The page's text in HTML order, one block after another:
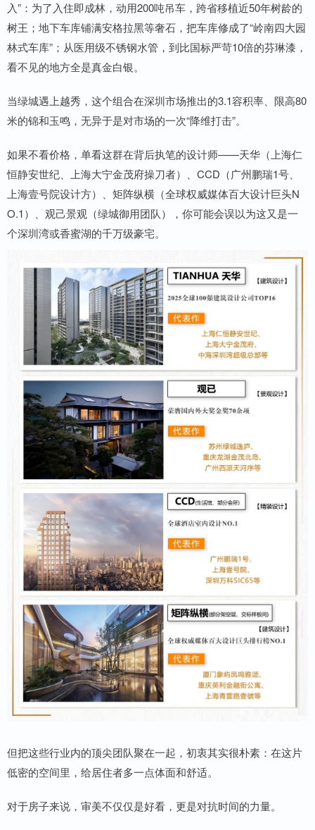
入”：为了入住即成林，动用200吨吊车，跨省移植近50年树龄的
树王；地下车库铺满安格拉黑等奢石，把车库修成了“岭南四大园
林式车库”；从医用级不锈钢水管，到比国标严苛10倍的芬琳漆，
看不见的地方全是真金白银。
当绿城遇上越秀，这个组合在深圳市场推出的3.1容积率、限高80
米的锦和玉鸣，无异于是对市场的一次“降维打击”。
如果不看价格，单看这群在背后执笔的设计师——天华（上海仁
恒静安世纪、上海大宁金茂府操刀者）、CCD（广州鹏瑞1号、
上海壹号院设计方）、矩阵纵横（全球权威媒体百大设计巨头N
O.1）、观己景观（绿城御用团队），你可能会误以为这又是一
个深圳湾或香蜜湖的千万级豪宅。
但把这些行业内的顶尖团队聚在一起，初衷其实很朴素：在这片
低密的空间里，给居住者多一点体面和舒适。
对于房子来说，审美不仅仅是好看，更是对抗时间的力量。